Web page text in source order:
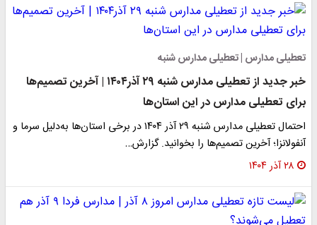
تعطیلی مدارس | تعطیلی مدارس شنبه
خبر جدید از تعطیلی مدارس شنبه ۲۹ آذر۱۴۰۴ | آخرین تصمیم‌ها
برای تعطیلی مدارس در این استان‌ها
احتمال تعطیلی مدارس شنبه ۲۹ آذر ۱۴۰۴ در برخی استان‌ها به‌دلیل سرما و
آنفولانزا؛ آخرین تصمیم‌ها را بخوانید. گزارش…
۲۸ آذر ۱۴۰۴